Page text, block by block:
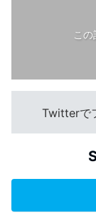
こ
Twitterで